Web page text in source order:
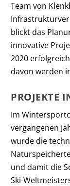
Team von
blickt das
innovative
2020
davon werden
PROJEKTE
Im
vergangenen
wurde die
und damit die
Ski-